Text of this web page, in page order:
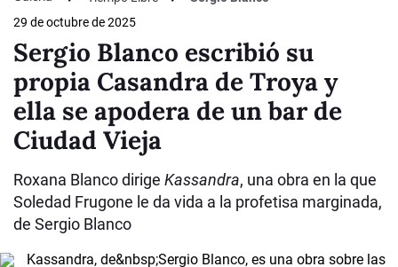
29 de octubre de 2025
Sergio Blanco escribió su
propia Casandra de Troya y
ella se apodera de un bar de
Ciudad Vieja
Roxana Blanco dirige Kassandra, una obra en la que
Soledad Frugone le da vida a la profetisa marginada,
de Sergio Blanco